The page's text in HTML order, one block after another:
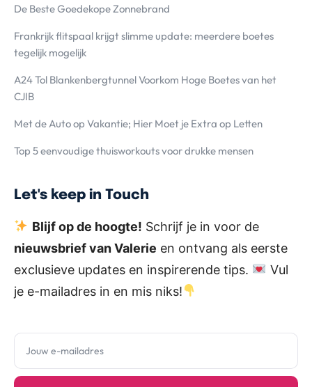
De Beste Goedekope Zonnebrand
Frankrijk flitspaal krijgt slimme update: meerdere boetes
tegelijk mogelijk
A24 Tol Blankenbergtunnel Voorkom Hoge Boetes van het
CJIB
Met de Auto op Vakantie; Hier Moet je Extra op Letten
Top 5 eenvoudige thuisworkouts voor drukke mensen
Let's keep in Touch
Blijf op de hoogte! Schrijf je in voor de
nieuwsbrief van Valerie en ontvang als eerste
exclusieve updates en inspirerende tips.
Vul
je e-mailadres in en mis niks!